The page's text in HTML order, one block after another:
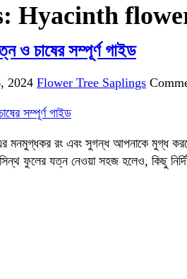
Hyacinth
ও চাষের সম্পূর্ণ গাইড
2024 Flower Tree Saplings
মনমুগ্ধকর রং এবং সুগন্ধ আপনাকে মুগ্ধ
ফুলের যত্ন নেওয়া সহজ হলেও, কিছু